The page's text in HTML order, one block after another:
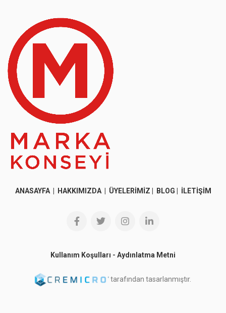
ANASAYFA HAKKIMIZDA| ÜYELERİMİZ BLOG İLETİŞİM
Kullanım Koşulları - Aydınlatma Metni
tarafından tasarlanmıştır.